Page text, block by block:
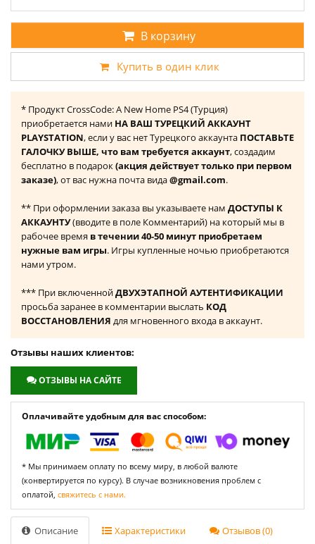
В корзину
Купить в один клик
* Продукт CrossCode: A New Home PS4 (Турция)
приобретается нами НА ВАШ ТУРЕЦКИЙ АККАУНТ
PLAYSTATION, если у вас нет Турецкого аккаунта ПОСТАВЬТЕ
ГАЛОЧКУ ВЫШЕ, что вам требуется аккаунт, создадим
бесплатно в подарок(акция действует только при первом
заказе), от вас нужна почта вида@gmail.com.
** При оформлении заказа вы указываете нам ДОСТУПЫ К
АККАУНТУ(вводите в поле Комментарий) на который мы в
рабочее время в течении 40-50 минут приобретаем
нужные вам игры. Игры купленные ночью приобретаются
нами утром.
*** При включеннойДВУХЭТАПНОЙ АУТЕНТИФИКАЦИИ
просьба заранее в комментарии выслать КОД
ВОССТАНОВЛЕНИЯ для мгновенного входа в аккаунт.
Отзывы наших клиентов:
ОТЗЫВЫ НА САЙТЕ
Оплачивайте удобным для вас способом:
* Мы принимаем оплату по всему миру, в любой валюте
(конвертируется по курсу). В случае возникновения проблем с
оплатой, свяжитесь с нами.
Описание Характеристики Отзывов (0)